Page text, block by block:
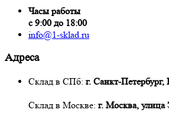
Часы работы
с 9:00 до 18:00
info@1-sklad.ru
Адреса
Склад в СПб: г. Санкт-Петербург,
Склад в Москве: г. Москва, улица